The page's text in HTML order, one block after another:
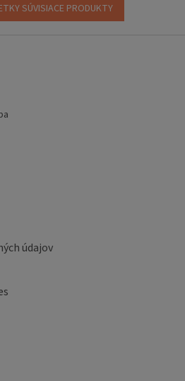
SÚVISIACE PRODUKTY
údajov